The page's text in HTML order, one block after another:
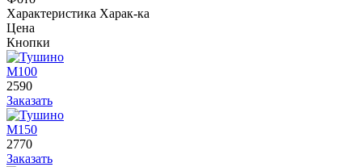
Характеристика Харак-ка
Цена
Кнопки
М100
2590
Заказать
М150
2770
Заказать